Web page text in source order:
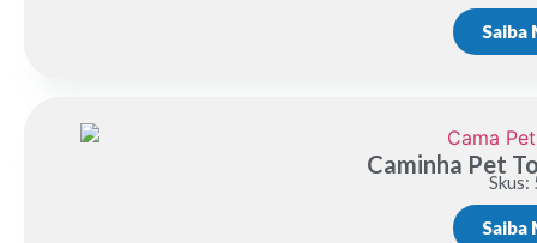
Saiba
Caminha Pet
Skus:
Saiba